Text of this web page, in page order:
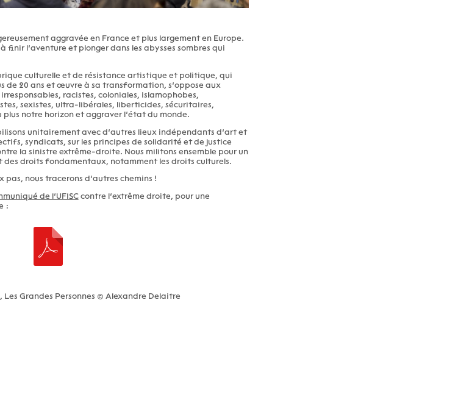
aggravée en France et plus largement en Europe.
finir l’aventure et plonger dans les abysses sombres qui
culturelle et de résistance artistique et politique, qui
de 20 ans et œuvre à sa transformation, s’oppose aux
racistes, coloniales, islamophobes,
sexistes, ultra-libérales, liberticides, sécuritaires,
notre horizon et aggraver l’état du monde.
unitairement avec d’autres lieux indépendants d’art et
syndicats, sur les principes de solidarité et de justice
la sinistre extrême-droite. Nous militons ensemble pour un
droits fondamentaux, notamment les droits culturels.
nous tracerons d’autres chemins !
de l’UFISCcontre l’extrême droite, pour une
:
Les Grandes Personnes © Alexandre Delaitre